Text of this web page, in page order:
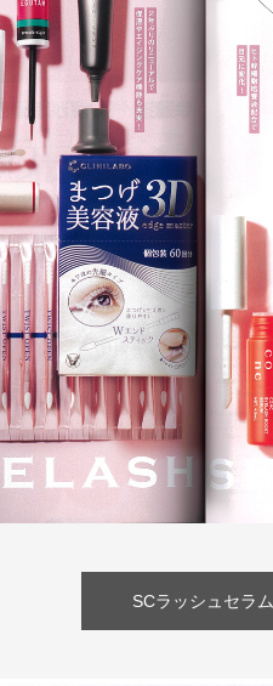
SCラッシュセラム